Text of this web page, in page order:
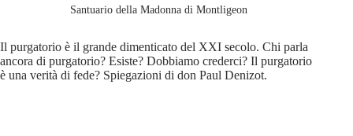
Santuario della Madonna di Montligeon
Il purgatorio è il grande dimenticato del XXI secolo. Chi parla
ancora di purgatorio? Esiste? Dobbiamo crederci? Il purgatorio
è una verità di fede? Spiegazioni di don Paul Denizot.